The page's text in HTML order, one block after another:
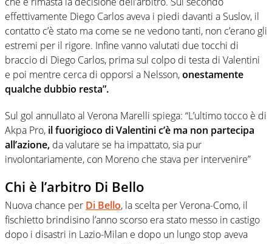
effettivamente Diego Carlos aveva i piedi davanti a Suslov, il
contatto c’è stato ma come se ne vedono tanti, non c’erano gli
estremi per il rigore. Infine vanno valutati due tocchi di
braccio di Diego Carlos, prima sul colpo di testa di Valentini
e poi mentre cerca di opporsi a Nelsson,onestamente
qualche dubbio resta”.
Sul gol annullato al Verona Marelli spiega: “L’ultimo tocco è di
Akpa Pro, il fuorigioco di Valentini c’è ma non partecipa
all’azione, da valutare se ha impattato, sia pur
involontariamente, con Moreno che stava per intervenire”
Chi è l’arbitro Di Bello
Nuova chance per Di Bello, la scelta per Verona-Como, il
fischietto brindisino l’anno scorso era stato messo in castigo
dopo i disastri in Lazio-Milan e dopo un lungo stop aveva